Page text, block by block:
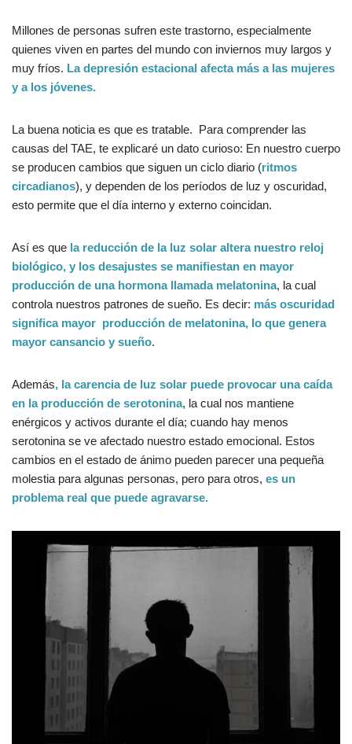
Millones de personas sufren este trastorno, especialmente
quienes viven en partes del mundo con inviernos muy largos y
muy fríos. La depresión estacional afecta más a las mujeres
y a los jóvenes.
La buena noticia es que es tratable. Para comprender las
causas del TAE, te explicaré un dato curioso: En nuestro cuerpo
se producen cambios que siguen un ciclo diario (ritmos
circadianos), y dependen de los períodos de luz y oscuridad,
esto permite que el día interno y externo coincidan.
Así es que la reducción de la luz solar altera nuestro reloj
biológico, y los desajustes se manifiestan en mayor
producción de una hormona llamada melatonina, la cual
controla nuestros patrones de sueño. Es decir: más oscuridad
significa mayor producción de melatonina, lo que genera
mayor cansancio y sueño.
Además, la carencia de luz solar puede provocar una caída
en la producción de serotonina, la cual nos mantiene
enérgicos y activos durante el día; cuando hay menos
serotonina se ve afectado nuestro estado emocional. Estos
cambios en el estado de ánimo pueden parecer una pequeña
molestia para algunas personas, pero para otros, es un
problema real que puede agravarse.